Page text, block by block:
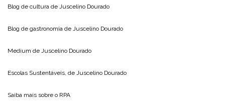
Blog de cultura de Juscelino Dourado
Blog de gastronomia de Juscelino Dourado
Medium de Juscelino Dourado
Escolas Sustentáveis, de Juscelino Dourado
Saiba mais sobre o RPA